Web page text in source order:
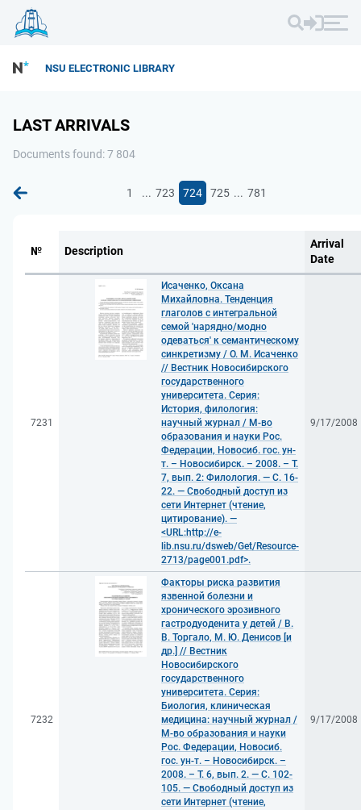
NSU ELECTRONIC LIBRARY
LAST ARRIVALS
Documents found: 7 804
1 ... 723 724 725 ... 781
№ Description
Arrival
Date
7231
Исаченко, Оксана
Михайловна. Тенденция
глаголов с интегральной
семой 'нарядно/модно
одеваться' к семантическому
синкретизму / О. М. Исаченко
// Вестник Новосибирского
государственного
университета. Серия:
История, филология:
научный журнал / М-во
образования и науки Рос.
Федерации, Новосиб. гос. ун-
т. – Новосибирск. – 2008. – Т.
7, вып. 2: Филология. — С. 16-
22. — Свободный доступ из
сети Интернет (чтение,
цитирование). —
<URL:http://e-
lib.nsu.ru/dsweb/Get/Resource-
2713/page001.pdf>.
9/17/2008
7232
Факторы риска развития
язвенной болезни и
хронического эрозивного
гастродуоденита у детей / В.
В. Торгало, М. Ю. Денисов [и
др.] // Вестник
Новосибирского
государственного
университета. Серия:
Биология, клиническая
медицина: научный журнал /
М-во образования и науки
Рос. Федерации, Новосиб.
гос. ун-т. – Новосибирск. –
2008. – Т. 6, вып. 2. — С. 102-
105. — Свободный доступ из
сети Интернет (чтение,
9/17/2008